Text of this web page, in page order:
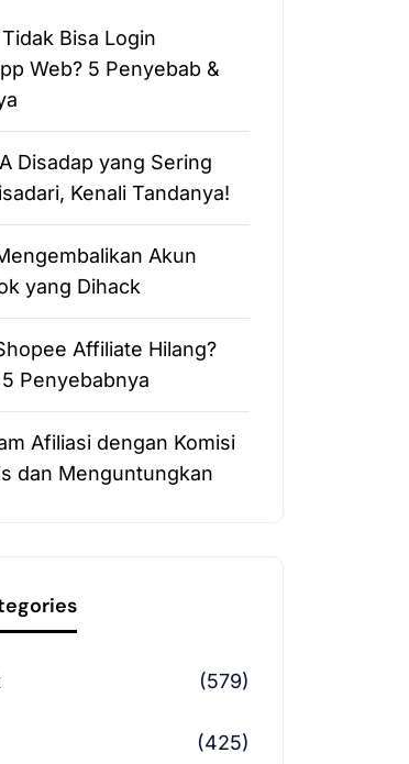
Bisa Login
Web? 5 Penyebab &
Disadap yang Sering
Kenali Tandanya!
Akun
yang Dihack
Affiliate Hilang?
Penyebabnya
Afiliasi dengan Komisi
dan Menguntungkan
(579)
(425)